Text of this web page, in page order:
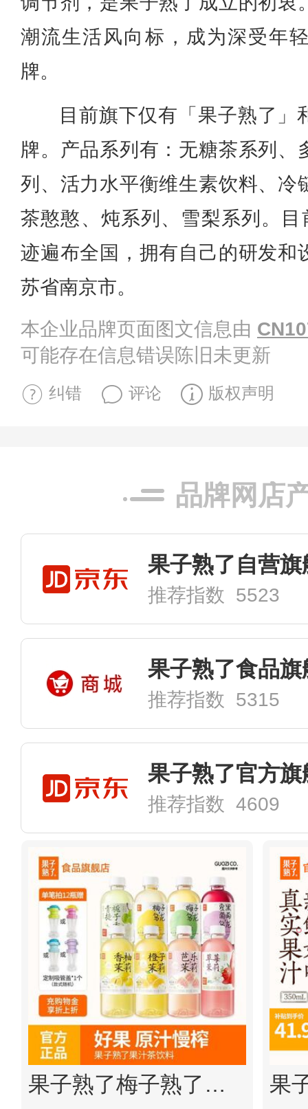
潮流生活风向标，成为深受年
牌。
目前旗下仅有「果子熟了」
牌。产品系列有：无糖茶系列、
列、活力水平衡维生素饮料、冷
茶憨憨、炖系列、雪梨系列。
迹遍布全国，拥有自己的研发和
苏省南京市。
本企业品牌页面图文信息由
可能存在信息错误陈旧未更新
纠错 评论 版权声明
品牌网店
果子熟了自营旗
推荐指数 5523
果子熟了食品旗
推荐指数 5315
果子熟了官方旗
推荐指数 4609
果子熟了梅子熟了乌龙茶饮料果汁果茶柚子茶饮料饮品瓶整箱批特价